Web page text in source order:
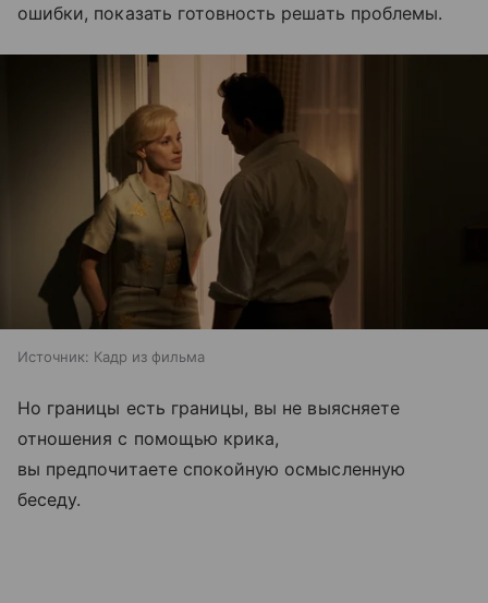
ошибки, показать готовность решать проблемы.
Источник: Кадр из фильма
Но границы есть границы, вы не выясняете
отношения с помощью крика,
вы предпочитаете спокойную осмысленную
беседу.